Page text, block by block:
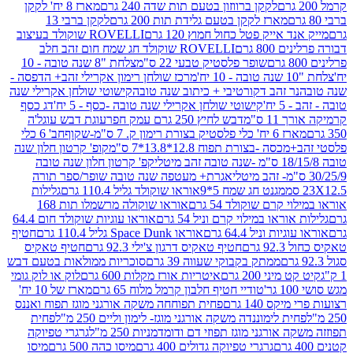
לקקן ברווזון בטעם תות שדה 240 גרם
מארז 8 יח' לקקן
מארז לקקן בטעם גלידת תות 200 גרם
לקקן ברבי 13
אייק פטל כחול חמוץ 120 גרם
ROVELLI שוקולד בעיצוב
גרם
ROVELLI שוקולד חג שמח חום זהב חלב
שופר פלסטיק טבעי 22 ס"מ
צלחת "8 שנה טובה - 10
מרכז שולחן רימון אקרילי זהב+ הדפסה -
זהב דקורטיבי + כיתוב שנה טובהקישוטי שולחן אקרילי שנה
קישוטי שולחן אקרילי שנה טובה -כסף - 5 יח'
דג כסף
ס"מ
דבש לחיץ 250 גרם עמק חפר
עוגת דבש עוגל'ה
בצורת רימון ק. 7 ס"מ-שקוף
חב' 6 כלי
-בצורת תפוח 12.8*13.8*7 ס"מ
קופ' קרטון חלון שנה
קפ' קרטון חלון שנה טובה
אגרת+ מעטפה שנה טובה שופר/ספר תורה
מגנט חג שמח 5*9
אוראו שוקולד גליל 110.4 גרם
גלילות
קרם שוקולד 54 גרם
אוראו שוקולה מרשמלו תות 168
במילוי קרם וניל 54 גרם
אוראו עוגיות שוקולד חום 64.4
וניל 64.4 גרם
אוראו Space Dunk גליל 110.4 גרם
חטיף
חטיף טאקיס דרגון צ'ילי 92.3 גרם
חטיף טאקיס
ממתק בקבוקי שעווה 39 גרם
סוכריות ממולאות בטעם דבש
200 גרם
איטריות אורז מקלות 600 גרם
לוק או לוק גומי
טודיי חטיף חלבון קרמל מלוח 65 גרם
מארז של 10 יח'
140 גרם
פחית תפוחחה משקה אורגני מוגז תפוח ואננס
לימוננדה משקה אורגני מוגז- לימון וליים 250 מ"ל
פחית
מוגז תפוזי דם ודומדמניות 250 מ"ל
גרגרי טפיוקה
גרגרי טפיוקה גדולים 400 גרם
מיסו כהה 500 גרם מיסו